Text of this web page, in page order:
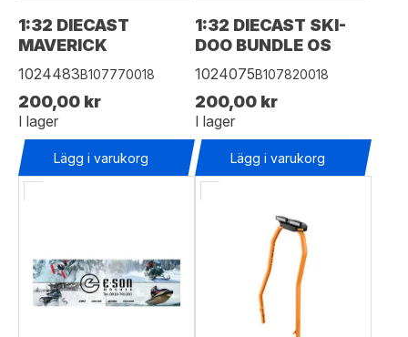
1:32 DIECAST
MAVERICK
1024483B107770018
200,00 kr
I lager
Lägg i varukorg
1:32 DIECAST SKI-
DOO BUNDLE OS
1024075B107820018
200,00 kr
I lager
Lägg i varukorg